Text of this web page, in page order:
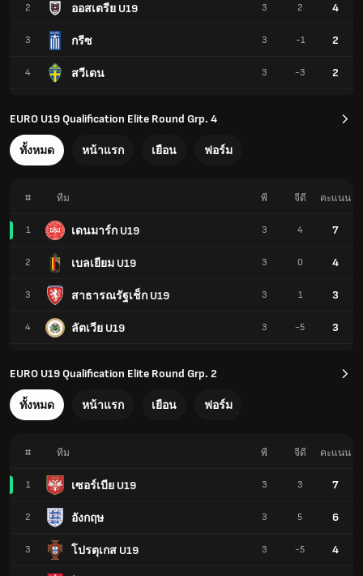
2 ออสเตรีย U19
3 กรีซ
4 สวีเดน
3 2 4
3 -1 2
3 -3 2
EURO U19 Qualification Elite Round Grp. 4
ทั้งหมด หน้าแรก เยือน ฟอร์ม
# ทีม
1 เดนมาร์ก U19
2 เบลเยียม U19
3 สาธารณรัฐเช็ก U19
4 ลัตเวีย U19
พี จีดี คะแนน
3 4 7
3 0 4
3 1 3
3 -5 3
EURO U19 Qualification Elite Round Grp. 2
ทั้งหมด หน้าแรก เยือน ฟอร์ม
# ทีม
1 เซอร์เบีย U19
2 อังกฤษ
3 โปรตุเกส U19
พี จีดี คะแนน
3 3 7
3 5 6
3 -5 4